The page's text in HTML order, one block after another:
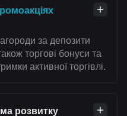
за депозити
торгові бонуси та
активної торгівлі.
розвитку